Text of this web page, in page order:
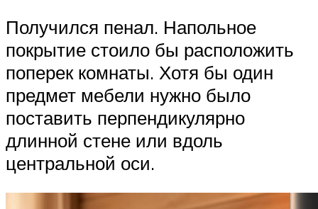
Получился пенал. Напольное
покрытие стоило бы расположить
поперек комнаты. Хотя бы один
предмет мебели нужно было
поставить перпендикулярно
длинной стене или вдоль
центральной оси.